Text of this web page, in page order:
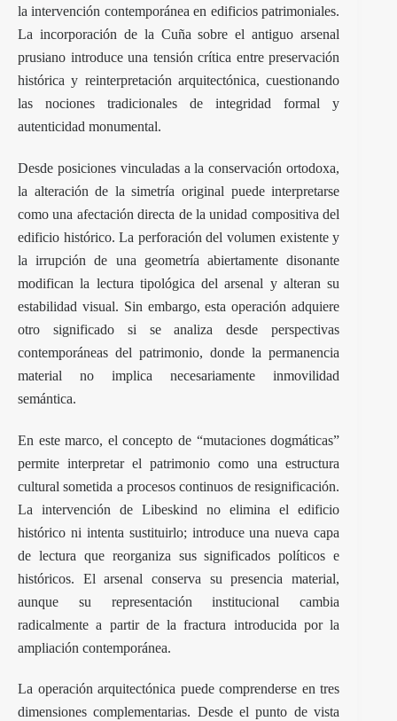
la intervención contemporánea en edificios patrimoniales.
La incorporación de la Cuña sobre el antiguo arsenal
prusiano introduce una tensión crítica entre preservación
histórica y reinterpretación arquitectónica, cuestionando
las nociones tradicionales de integridad formal y
autenticidad monumental.
Desde posiciones vinculadas a la conservación ortodoxa,
la alteración de la simetría original puede interpretarse
como una afectación directa de la unidad compositiva del
edificio histórico. La perforación del volumen existente y
la irrupción de una geometría abiertamente disonante
modifican la lectura tipológica del arsenal y alteran su
estabilidad visual. Sin embargo, esta operación adquiere
otro significado si se analiza desde perspectivas
contemporáneas del patrimonio, donde la permanencia
material no implica necesariamente inmovilidad
semántica.
En este marco, el concepto de “mutaciones dogmáticas”
permite interpretar el patrimonio como una estructura
cultural sometida a procesos continuos de resignificación.
La intervención de Libeskind no elimina el edificio
histórico ni intenta sustituirlo; introduce una nueva capa
de lectura que reorganiza sus significados políticos e
históricos. El arsenal conserva su presencia material,
aunque su representación institucional cambia
radicalmente a partir de la fractura introducida por la
ampliación contemporánea.
La operación arquitectónica puede comprenderse en tres
dimensiones complementarias. Desde el punto de vista